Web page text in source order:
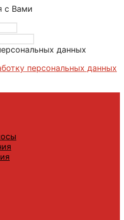
с Вами
данных
персональных данных